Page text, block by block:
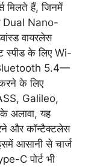
मिलते हैं, जिनमें
Dual Nano-
वायरलेस
के लिए Wi-
Bluetooth 5.4—
के लिए
Galileo,
अलावा, यह
और कॉन्टैक्टलेस
आसानी से चार्ज
C पोर्ट भी